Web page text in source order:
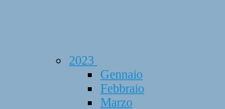
2023
Gennaio
Febbraio
Marzo